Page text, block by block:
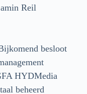
Reil
besloot
HYDMedia
beheerd